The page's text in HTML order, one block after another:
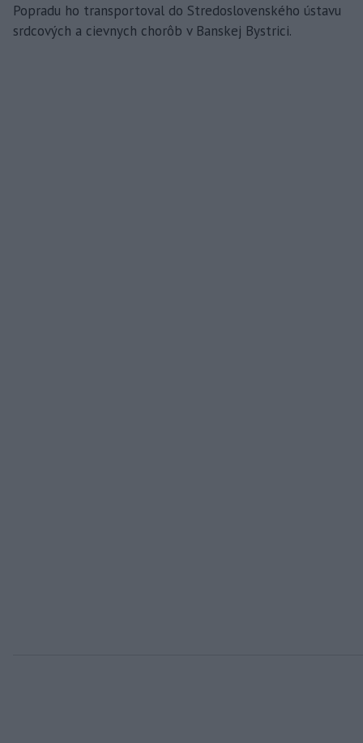
Popradu ho transportoval do Stredoslovenského ústavu
srdcových a cievnych chorôb v Banskej Bystrici.